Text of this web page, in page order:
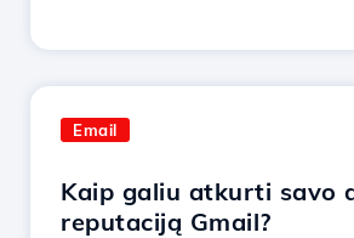
Email
Kaip galiu atkurti savo
reputaciją Gmail?